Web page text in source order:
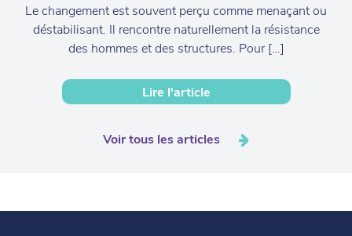
Le changement est souvent perçu comme menaçant ou
déstabilisant. Il rencontre naturellement la résistance
des hommes et des structures. Pour […]
Lire l'article
Voir tous les articles